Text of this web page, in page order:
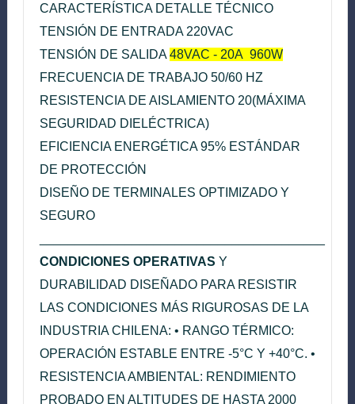
CARACTERÍSTICA DETALLE TÉCNICO
TENSIÓN DE ENTRADA 220VAC
TENSIÓN DE SALIDA48VAC - 20A 960W
FRECUENCIA DE TRABAJO 50/60 HZ
RESISTENCIA DE AISLAMIENTO 20(MÁXIMA
SEGURIDAD DIELÉCTRICA)
EFICIENCIA ENERGÉTICA 95% ESTÁNDAR
DE PROTECCIÓN
DISEÑO DE TERMINALES OPTIMIZADO Y
SEGURO
CONDICIONES OPERATIVAS Y
DURABILIDAD DISEÑADO PARA RESISTIR
LAS CONDICIONES MÁS RIGUROSAS DE LA
INDUSTRIA CHILENA: • RANGO TÉRMICO:
OPERACIÓN ESTABLE ENTRE -5°C Y +40°C. •
RESISTENCIA AMBIENTAL: RENDIMIENTO
PROBADO EN ALTITUDES DE HASTA 2000